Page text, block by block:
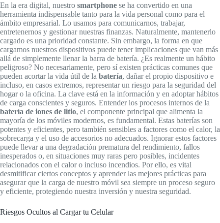
En la era digital, nuestro smartphone se ha convertido en una
herramienta indispensable tanto para la vida personal como para el
ámbito empresarial. Lo usamos para comunicarnos, trabajar,
entretenernos y gestionar nuestras finanzas. Naturalmente, mantenerlo
cargado es una prioridad constante. Sin embargo, la forma en que
cargamos nuestros dispositivos puede tener implicaciones que van más
allá de simplemente llenar la barra de batería. ¿Es realmente un hábito
peligroso? No necesariamente, pero sí existen prácticas comunes que
pueden acortar la vida útil de la batería, dañar el propio dispositivo e
incluso, en casos extremos, representar un riesgo para la seguridad del
hogar o la oficina. La clave está en la información y en adoptar hábitos
de carga conscientes y seguros. Entender los procesos internos de la
batería de iones de litio, el componente principal que alimenta la
mayoría de los móviles modernos, es fundamental. Estas baterías son
potentes y eficientes, pero también sensibles a factores como el calor, la
sobrecarga y el uso de accesorios no adecuados. Ignorar estos factores
puede llevar a una degradación prematura del rendimiento, fallos
inesperados o, en situaciones muy raras pero posibles, incidentes
relacionados con el calor o incluso incendios. Por ello, es vital
desmitificar ciertos conceptos y aprender las mejores prácticas para
asegurar que la carga de nuestro móvil sea siempre un proceso seguro
y eficiente, protegiendo nuestra inversión y nuestra seguridad.
Riesgos Ocultos al Cargar tu Celular